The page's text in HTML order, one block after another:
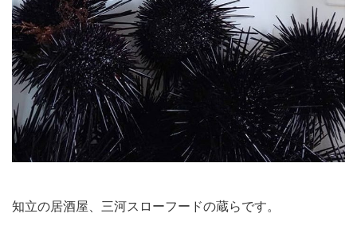
知立の居酒屋、三河スローフードの蔵らです。